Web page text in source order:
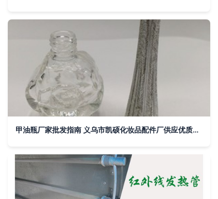
甲油瓶厂家批发指南 义乌市凯硕化妆品配件厂供应优质甲油胶瓶与玻璃指甲油瓶